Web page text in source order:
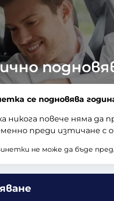
се подновява
повече няма да
преди изтичане с
не може да бъде